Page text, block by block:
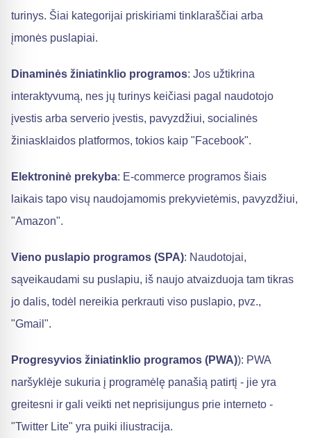
turinys. Šiai kategorijai priskiriami tinklaraščiai arba
įmonės puslapiai.
Dinaminės žiniatinklio programos: Jos užtikrina
interaktyvumą, nes jų turinys keičiasi pagal naudotojo
įvestis arba serverio įvestis, pavyzdžiui, socialinės
žiniasklaidos platformos, tokios kaip "Facebook".
Elektroninė prekyba: E-commerce programos šiais
laikais tapo visų naudojamomis prekyvietėmis, pavyzdžiui,
"Amazon".
Vieno puslapio programos (SPA): Naudotojai,
sąveikaudami su puslapiu, iš naujo atvaizduoja tam tikras
jo dalis, todėl nereikia perkrauti viso puslapio, pvz.,
"Gmail".
Progresyvios žiniatinklio programos (PWA)): PWA
naršyklėje sukuria į programėlę panašią patirtį - jie yra
greitesni ir gali veikti net neprisijungus prie interneto -
"Twitter Lite" yra puiki iliustracija.